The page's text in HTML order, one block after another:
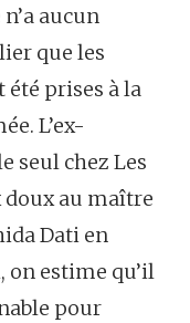
aucun
que les
prises à la
L’ex-
seul chez Les
doux au maître
Dati en
estime qu’il
pour